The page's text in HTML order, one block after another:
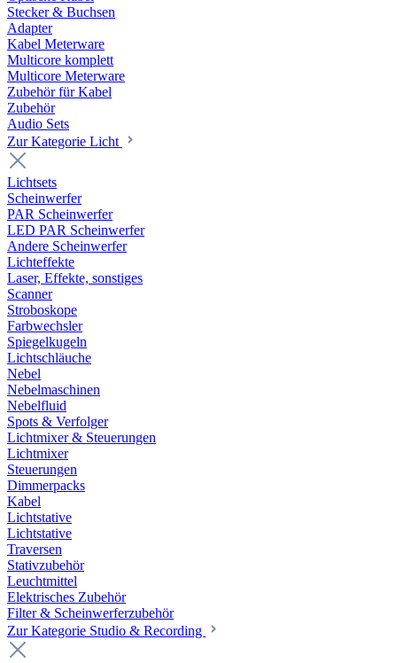
Stecker & Buchsen
Adapter
Kabel Meterware
Multicore komplett
Multicore Meterware
Zubehör für Kabel
Zubehör
Audio Sets
Zur Kategorie Licht
Lichtsets
Scheinwerfer
PAR Scheinwerfer
LED PAR Scheinwerfer
Andere Scheinwerfer
Lichteffekte
Laser, Effekte, sonstiges
Scanner
Stroboskope
Farbwechsler
Spiegelkugeln
Lichtschläuche
Nebel
Nebelmaschinen
Nebelfluid
Spots & Verfolger
Lichtmixer & Steuerungen
Lichtmixer
Steuerungen
Dimmerpacks
Kabel
Lichtstative
Lichtstative
Traversen
Stativzubehör
Leuchtmittel
Elektrisches Zubehör
Filter & Scheinwerferzubehör
Zur Kategorie Studio & Recording